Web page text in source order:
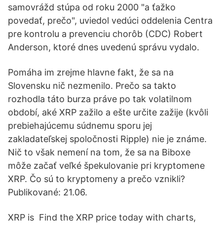
samovrážd stúpa od roku 2000 "a ťažko
povedať, prečo", uviedol vedúci oddelenia Centra
pre kontrolu a prevenciu chorôb (CDC) Robert
Anderson, ktoré dnes uvedenú správu vydalo.
Pomáha im zrejme hlavne fakt, že sa na
Slovensku nič nezmenilo. Prečo sa takto
rozhodla táto burza práve po tak volatilnom
období, aké XRP zažilo a ešte určite zažije (kvôli
prebiehajúcemu súdnemu sporu jej
zakladateľskej spoločnosti Ripple) nie je známe.
Nič to však nemení na tom, že sa na Biboxe
môže začať veľké špekulovanie pri kryptomene
XRP. Čo sú to kryptomeny a prečo vznikli?
Publikované: 21.06.
XRP is Find the XRP price today with charts,